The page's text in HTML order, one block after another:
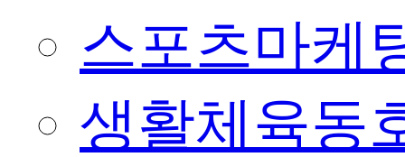
스포츠마케
생활체육동